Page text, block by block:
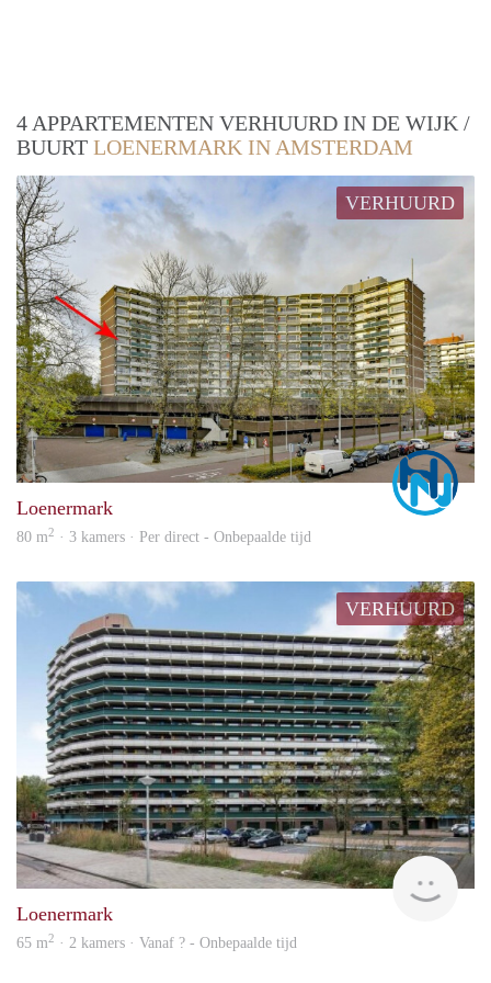
4 APPARTEMENTEN VERHUURD IN DE WIJK /
BUURT LOENERMARK IN AMSTERDAM
VERHUURD
Loenermark
80 m2 · 3 kamers · Per direct - Onbepaalde tijd
VERHUURD
Loenermark
65 m2 · 2 kamers · Vanaf ? - Onbepaalde tijd